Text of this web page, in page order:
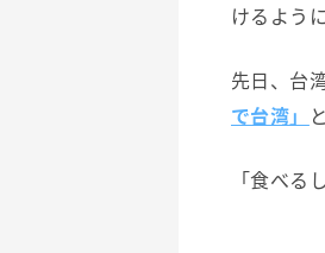
けるよう
先日、台
で台湾」
「食べる